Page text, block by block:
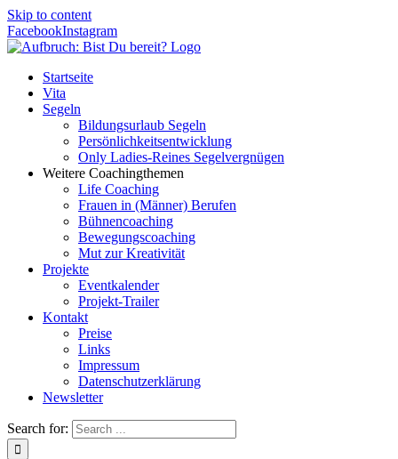
Skip to content
FacebookInstagram
Startseite
Vita
Segeln
Bildungsurlaub Segeln
Persönlichkeitsentwicklung
Only Ladies-Reines Segelvergnügen
Weitere Coachingthemen
Life Coaching
Frauen in (Männer) Berufen
Bühnencoaching
Bewegungscoaching
Mut zur Kreativität
Projekte
Eventkalender
Projekt-Trailer
Kontakt
Preise
Links
Impressum
Datenschutzerklärung
Newsletter
Search for: